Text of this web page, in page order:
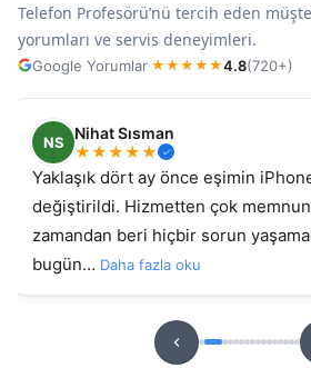
Telefon Profesörü’nü tercih eden
yorumları ve servis deneyimleri.
Google Yorumlar·★ ★ ★ ★ ★4.8(720+)
NS
Nihat Sısman
★★★★★
Yaklaşık dört ay önce eşimin
değiştirildi. Hizmetten çok memnun
zamandan beri hiçbir sorun
bugün… Daha fazla oku